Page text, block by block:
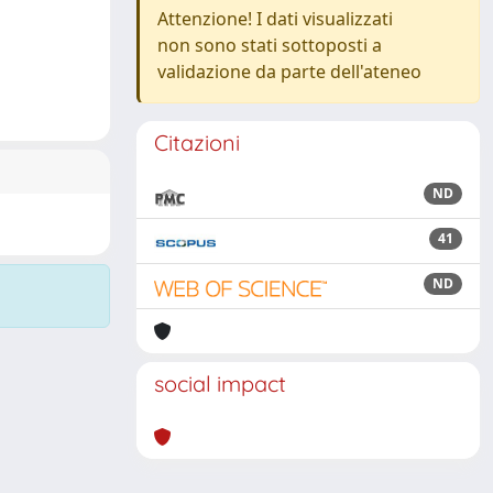
Attenzione! I dati visualizzati
non sono stati sottoposti a
validazione da parte dell'ateneo
Citazioni
ND
41
ND
social impact